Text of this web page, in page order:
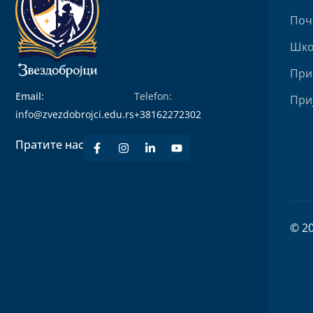
Email:
info@zvezdobrojci.edu.rs
Telefon:
+38162272302
Пратите нас
©